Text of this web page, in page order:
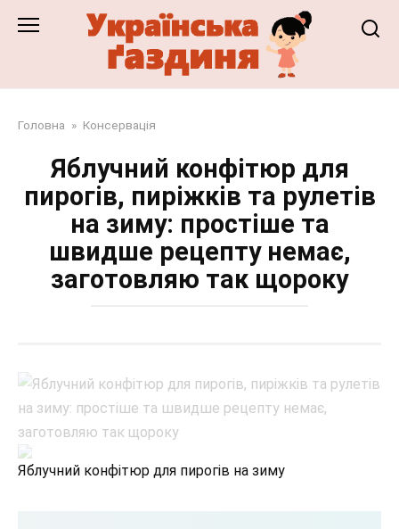
Головна » Консервація
Яблучний конфітюр для
пирогів, пиріжків та рулетів
на зиму: простіше та
швидше рецепту немає,
заготовляю так щороку
Яблучний конфітюр для пирогів на зиму